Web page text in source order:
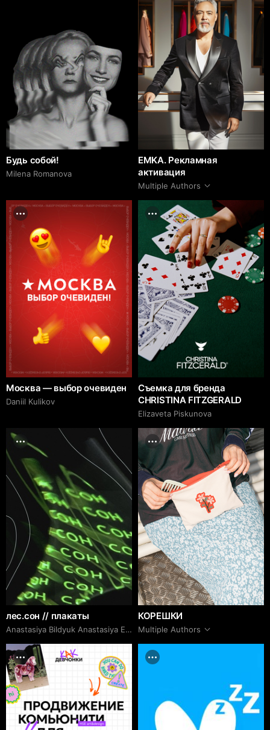
Будь собой!
Milena Romanova
EMKA. Рекламная
активация
Multiple Authors
Москва — выбор очевиден
Daniil Kulikov
Съемка для бренда
CHRISTINA FITZGERALD
Elizaveta Piskunova
лес.сон // плакаты
Anastasiya Bildyuk Anastasiya Evgenevna
КОРЕШКИ
Multiple Authors